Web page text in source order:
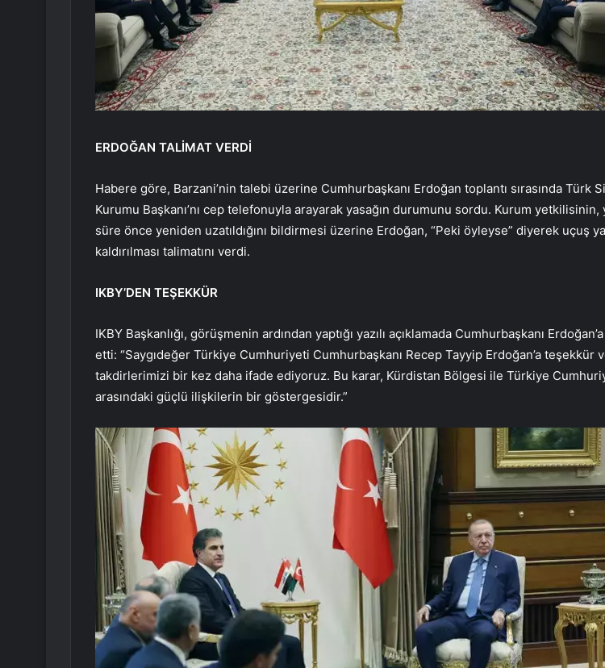
ERDOĞAN TALİMAT VERDİ
Habere göre, Barzani’nin talebi üzerine Cumhurbaşkanı Erdoğan toplantı sırasında Türk
Kurumu Başkanı’nı cep telefonuyla arayarak yasağın durumunu sordu. Kurum yetkilisinin,
süre önce yeniden uzatıldığını bildirmesi üzerine Erdoğan, “Peki öyleyse” diyerek uçuş
kaldırılması talimatını verdi.
IKBY’DEN TEŞEKKÜR
IKBY Başkanlığı, görüşmenin ardından yaptığı yazılı açıklamada Cumhurbaşkanı
etti: “Saygıdeğer Türkiye Cumhuriyeti Cumhurbaşkanı Recep Tayyip Erdoğan’a teşekkür
takdirlerimizi bir kez daha ifade ediyoruz. Bu karar, Kürdistan Bölgesi ile Türkiye
arasındaki güçlü ilişkilerin bir göstergesidir.”